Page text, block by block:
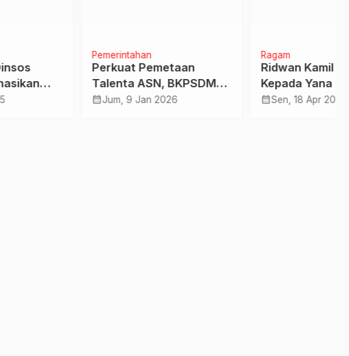
Perkuat Pemetaan
Talenta ASN, BKPSDM
Sulbar Lakukan
Jum, 9 Jan 2026
Ridwan Kamil Titip
Kepada Yana Mulyana
Jaga Kondusivitas
Sen, 18 Apr 2022